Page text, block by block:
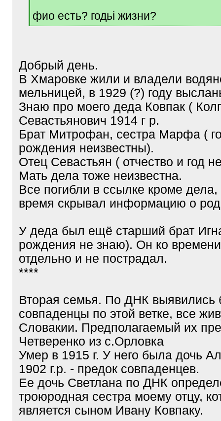
фио есть? годьі жизни?
[
Добрый день.
В Хмаровке жили и владели
мельницей, в 1929 (?) году
Знаю про моего деда Ковпак (
Севастьянович 1914 г р.
Брат Митрофан, сестра Марфа (
рождения неизвестны).
Отец Севастьян ( отчество и год
Мать дела тоже неизвестна.
Все погибли в ссылке кроме дела,
время скрывал информацию о
У деда был ещё старший брат
рождения не знаю). Он ко
отдельно и не пострадал.
****
Вторая семья. По ДНК выявились
совпаденцы по этой ветке, все
Словакии. Предполагаемый их
Четверенко из с.Орловка
Умер в 1915 г. У него была дочь
1902 г.р. - предок совпаденцев.
Ее дочь Светлана по ДНК
троюродная сестра моему отцу,
является сыном Ивану Ковпаку.